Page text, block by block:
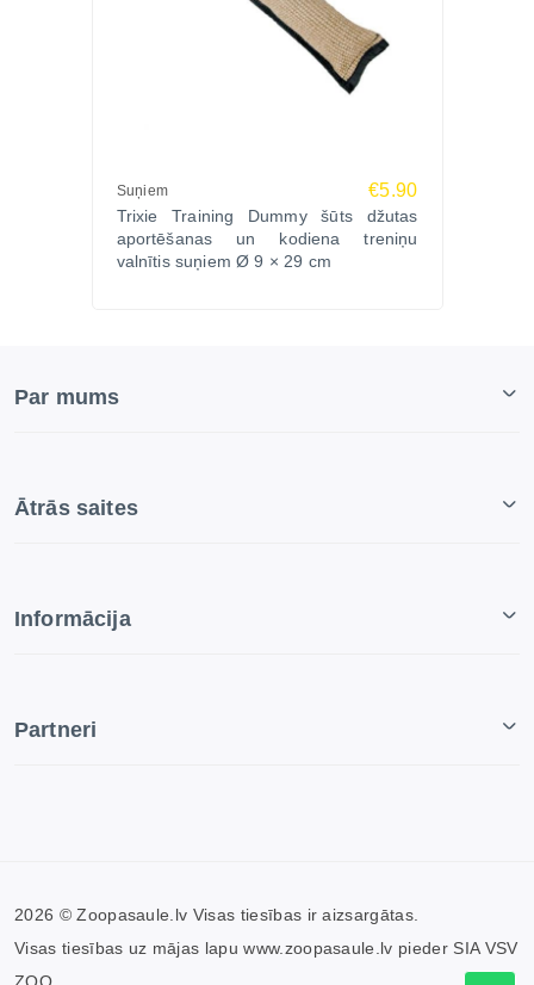
Suņiem €5.90
Trixie Training Dummy šūts džutas
aportēšanas un kodiena treniņu
valnītis suņiem Ø 9 × 29 cm
Par mums
Ātrās saites
Informācija
Partneri
2026 © Zoopasaule.lv Visas tiesības ir aizsargātas.
Visas tiesības uz mājas lapu www.zoopasaule.lv pieder SIA VSV